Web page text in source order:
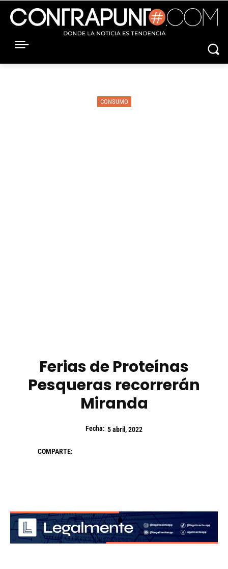
CONSUMO
Ferias de Proteínas
Pesqueras recorrerán
Miranda
Fecha: 5 abril, 2022
COMPARTE: